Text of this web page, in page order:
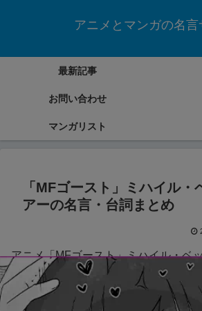
アニメとマンガの名言
最新記事
お問い合わせ
マンガリスト
「MFゴースト」ミハイル・
アーの名言・台詞まとめ
アニメ「MFゴースト」ミハイル・ベ
言・台詞をまとめていきます。